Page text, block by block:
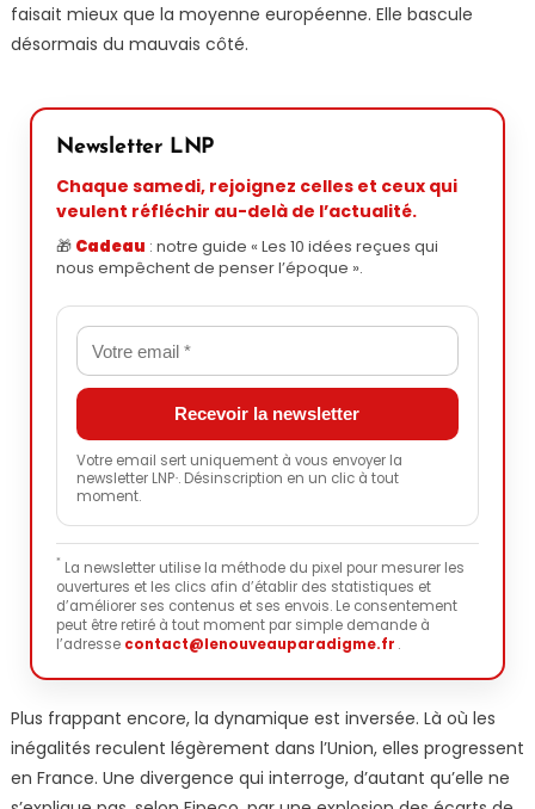
faisait mieux que la moyenne européenne. Elle bascule
désormais du mauvais côté.
Newsletter LNP
Chaque samedi, rejoignez celles et ceux qui
veulent réfléchir au-delà de l’actualité.
🎁 Cadeau : notre guide « Les 10 idées reçues qui
nous empêchent de penser l’époque ».
Votre email sert uniquement à vous envoyer la
newsletter LNP *. Désinscription en un clic à tout
moment.
* La newsletter utilise la méthode du pixel pour mesurer les
ouvertures et les clics afin d’établir des statistiques et
d’améliorer ses contenus et ses envois. Le consentement
peut être retiré à tout moment par simple demande à
l’adresse contact@lenouveauparadigme.fr .
Plus frappant encore, la dynamique est inversée. Là où les
inégalités reculent légèrement dans l’Union, elles progressent
en France. Une divergence qui interroge, d’autant qu’elle ne